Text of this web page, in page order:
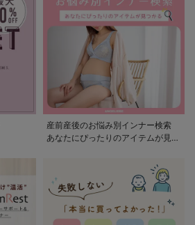
産前産後のお悩み別インナー検索
あなたにぴったりのアイテムが見つ